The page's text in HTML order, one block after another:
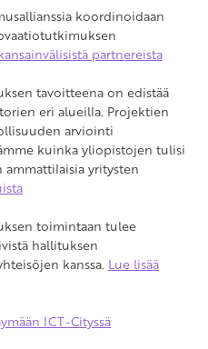
koordinoidaan
partnereista
tavoitteena on edistää
eri alueilla. Projektien
arviointi
kuinka yliopistojen tulisi
yritysten
toimintaan tulee
hallituksen
kanssa. Lue lisää
ICT-Cityssä